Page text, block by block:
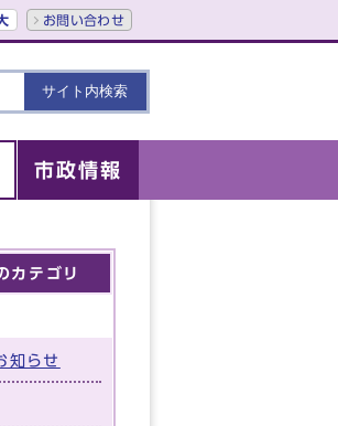
お問い合わせ
市政情報
カテゴリ
知らせ